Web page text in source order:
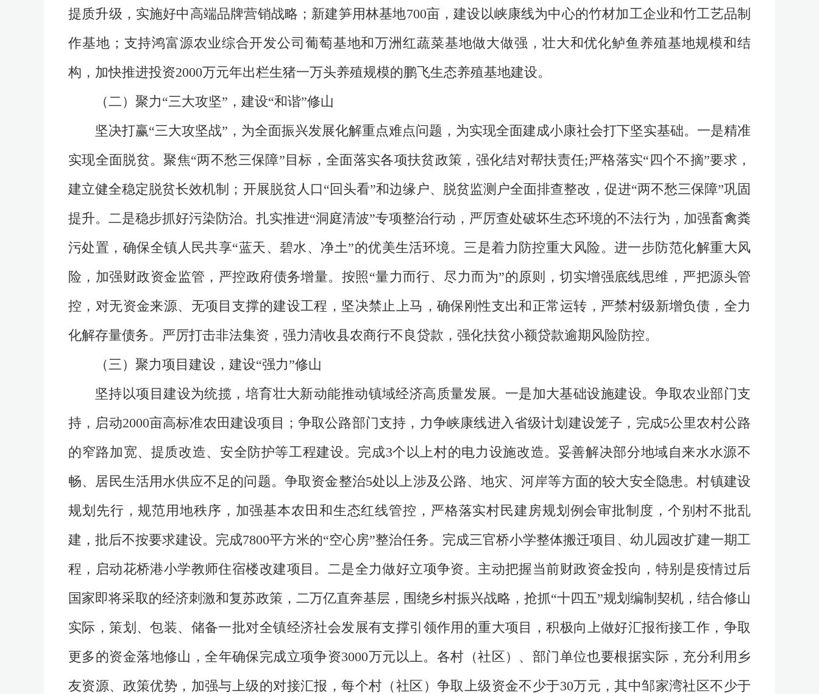
提质升级，实施好中高端品牌营销战略；新建笋用林基地700亩，建设以峡康线为中心的竹材加工企业和竹工艺品制
作基地；支持鸿富源农业综合开发公司葡萄基地和万洲红蔬菜基地做大做强，壮大和优化鲈鱼养殖基地规模和结
构，加快推进投资2000万元年出栏生猪一万头养殖规模的鹏飞生态养殖基地建设。
（二）聚力“三大攻坚”，建设“和谐”修山
坚决打赢“三大攻坚战”，为全面振兴发展化解重点难点问题，为实现全面建成小康社会打下坚实基础。一是精准
实现全面脱贫。聚焦“两不愁三保障”目标，全面落实各项扶贫政策，强化结对帮扶责任;严格落实“四个不摘”要求，
建立健全稳定脱贫长效机制；开展脱贫人口“回头看”和边缘户、脱贫监测户全面排查整改，促进“两不愁三保障”巩固
提升。二是稳步抓好污染防治。扎实推进“洞庭清波”专项整治行动，严厉查处破坏生态环境的不法行为，加强畜禽粪
污处置，确保全镇人民共享“蓝天、碧水、净土”的优美生活环境。三是着力防控重大风险。进一步防范化解重大风
险，加强财政资金监管，严控政府债务增量。按照“量力而行、尽力而为”的原则，切实增强底线思维，严把源头管
控，对无资金来源、无项目支撑的建设工程，坚决禁止上马，确保刚性支出和正常运转，严禁村级新增负债，全力
化解存量债务。严厉打击非法集资，强力清收县农商行不良贷款，强化扶贫小额贷款逾期风险防控。
（三）聚力项目建设，建设“强力”修山
坚持以项目建设为统揽，培育壮大新动能推动镇域经济高质量发展。一是加大基础设施建设。争取农业部门支
持，启动2000亩高标准农田建设项目；争取公路部门支持，力争峡康线进入省级计划建设笼子，完成5公里农村公路
的窄路加宽、提质改造、安全防护等工程建设。完成3个以上村的电力设施改造。妥善解决部分地域自来水水源不
畅、居民生活用水供应不足的问题。争取资金整治5处以上涉及公路、地灾、河岸等方面的较大安全隐患。村镇建设
规划先行，规范用地秩序，加强基本农田和生态红线管控，严格落实村民建房规划例会审批制度，个别村不批乱
建，批后不按要求建设。完成7800平方米的“空心房”整治任务。完成三官桥小学整体搬迁项目、幼儿园改扩建一期工
程，启动花桥港小学教师住宿楼改建项目。二是全力做好立项争资。主动把握当前财政资金投向，特别是疫情过后
国家即将采取的经济刺激和复苏政策，二万亿直奔基层，围绕乡村振兴战略，抢抓“十四五”规划编制契机，结合修山
实际，策划、包装、储备一批对全镇经济社会发展有支撑引领作用的重大项目，积极向上做好汇报衔接工作，争取
更多的资金落地修山，全年确保完成立项争资3000万元以上。各村（社区）、部门单位也要根据实际，充分利用乡
友资源、政策优势，加强与上级的对接汇报，每个村（社区）争取上级资金不少于30万元，其中邹家湾社区不少于